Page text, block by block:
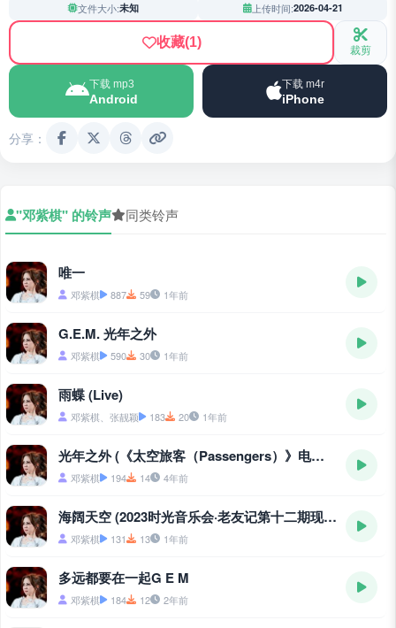
文件大小:未知 上传时间:2026-04-21
收藏(1) 裁剪
下载 mp3
Android
下载 m4r
iPhone
分享：
"邓紫棋" 的铃声 同类铃声
唯一
邓紫棋 887 59 1年前
G.E.M. 光年之外
邓紫棋 590 30 1年前
雨蝶 (Live)
邓紫棋、张靓颖 183 20 1年前
光年之外 (《太空旅客（Passengers）》电影中国区主题曲)
邓紫棋 194 14 4年前
海阔天空 (2023时光音乐会·老友记第十二期现场)
邓紫棋 131 13 1年前
多远都要在一起G E M
邓紫棋 184 12 2年前